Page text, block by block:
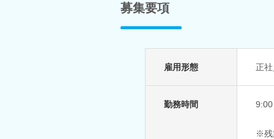
募集要項
雇用形態 正
勤務時間
※残